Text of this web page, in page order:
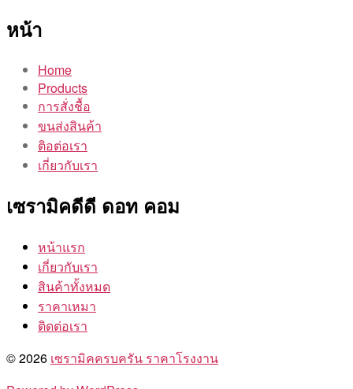
หน้า
Home
Products
การสั่งชื้อ
ขนส่งสินค้า
ติอต่อเรา
เกี่ยวกับเรา
เซรามิคดีดี ดอท คอม
หน้าแรก
เกี่ยวกับเรา
สินค้าทั้งหมด
ราคาเหมา
ติดต่อเรา
© 2026 เซรามิคครบครัน ราคาโรงงาน